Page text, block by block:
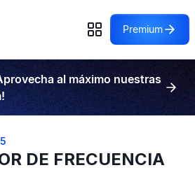
Premium
al máximo nuestras
DE FRECUENCIA